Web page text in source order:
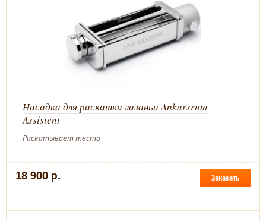
Насадка для раскатки лазаньи Ankarsrum
Assistent
Раскатывает тесто
18 900 р. Заказать